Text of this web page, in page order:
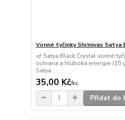
Vonné tyčinky Shrinivas Satya
🪔 Satya Black Crystal vonné
ochrana a hluboká energie (15
Satya ...
35,00 Kč/ks
Přidat do